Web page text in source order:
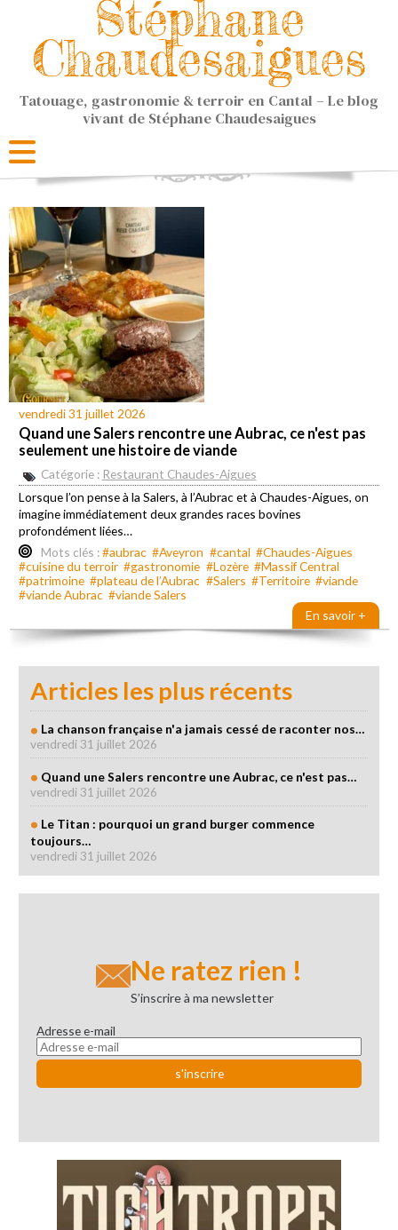
Stéphane
Chaudesaigues
Tatouage, gastronomie & terroir en Cantal – Le blog
vivant de Stéphane Chaudesaigues
vendredi 31 juillet 2026
Quand une Salers rencontre une Aubrac, ce n'est pas
seulement une histoire de viande
Catégorie : Restaurant Chaudes-Aigues
Lorsque l’on pense à la Salers, à l’Aubrac et à Chaudes-Aigues, on
imagine immédiatement deux grandes races bovines
profondément liées…
Mots clés :#aubrac #Aveyron #cantal #Chaudes-Aigues
#cuisine du terroir #gastronomie #Lozère #Massif Central
#patrimoine #plateau de l’Aubrac #Salers #Territoire #viande
#viande Aubrac #viande Salers
En savoir +
Articles les plus récents
La chanson française n'a jamais cessé de raconter nos…
vendredi 31 juillet 2026
Quand une Salers rencontre une Aubrac, ce n'est pas…
vendredi 31 juillet 2026
Le Titan : pourquoi un grand burger commence
toujours…
vendredi 31 juillet 2026
Ne ratez rien !
S’inscrire à ma newsletter
Adresse e-mail